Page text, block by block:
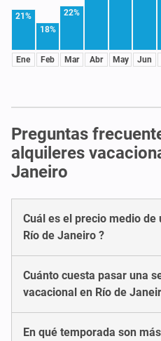
21%
Ene
18%
Feb
22%
Mar Abr May Jun
Preguntas
alquileres
Janeiro
Cuál es el precio medio
Río de Janeiro ?
Cuánto cuesta pasar una
vacacional en Río de
En qué temporada son